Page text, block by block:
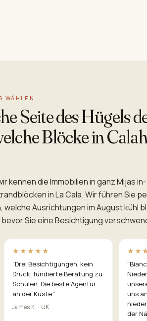
WÄHLEN
Seite des Hügels
Blöcke in
kennen die Immobilien in ganz Mijas
in La Cala. Wir führen Sie
Ausrichtungen im August kühl
Sie eine Besichtigung
★★★★★
“Drei Besichtigungen, kein
Druck, fundierte Beratung zu
Schulen. Die beste Agentur
an der Küste.”
James K. · UK
“
uns
der